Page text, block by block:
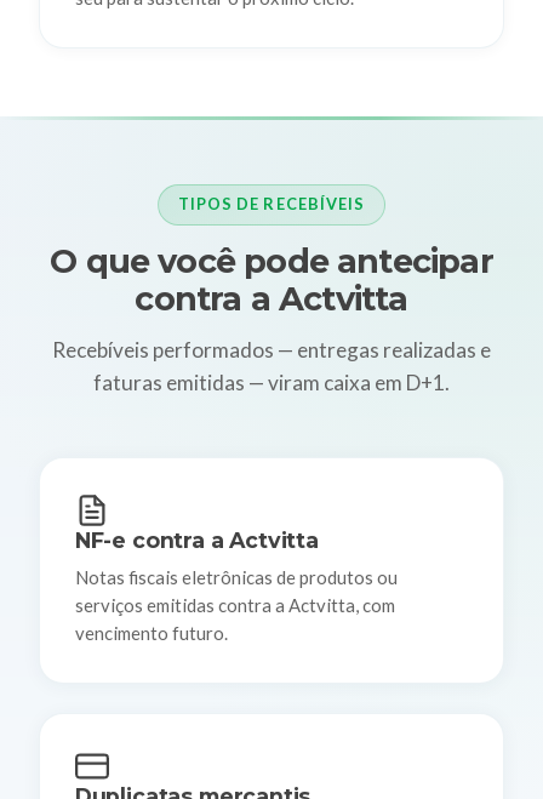
TIPOS DE RECEBÍVEIS
O que você pode antecipar
contra a Actvitta
Recebíveis performados — entregas realizadas e
faturas emitidas — viram caixa em D+1.
NF-e contra a Actvitta
Notas fiscais eletrônicas de produtos ou
serviços emitidas contra a Actvitta, com
vencimento futuro.